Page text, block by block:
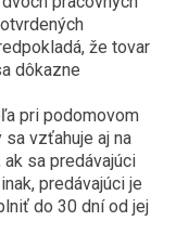
že tovar
dôkazne
pri podomovom
vzťahuje aj na
sa predávajúci
predávajúci je
do 30 dní od jej